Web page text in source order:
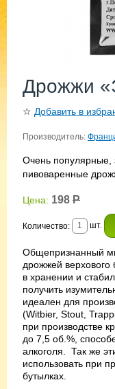
Дрожжи
☆ Добавить в
Производитель:
Очень
пивоваренные
Цена: 198 Р
Количество: шт.
Общепризнанный
дрожжей верхового
в хранении и
получить
идеален для
(Witbier, Stout,
при производстве
до 7,5 об.%,
алкоголя. Так же
использовать при
бутылках.